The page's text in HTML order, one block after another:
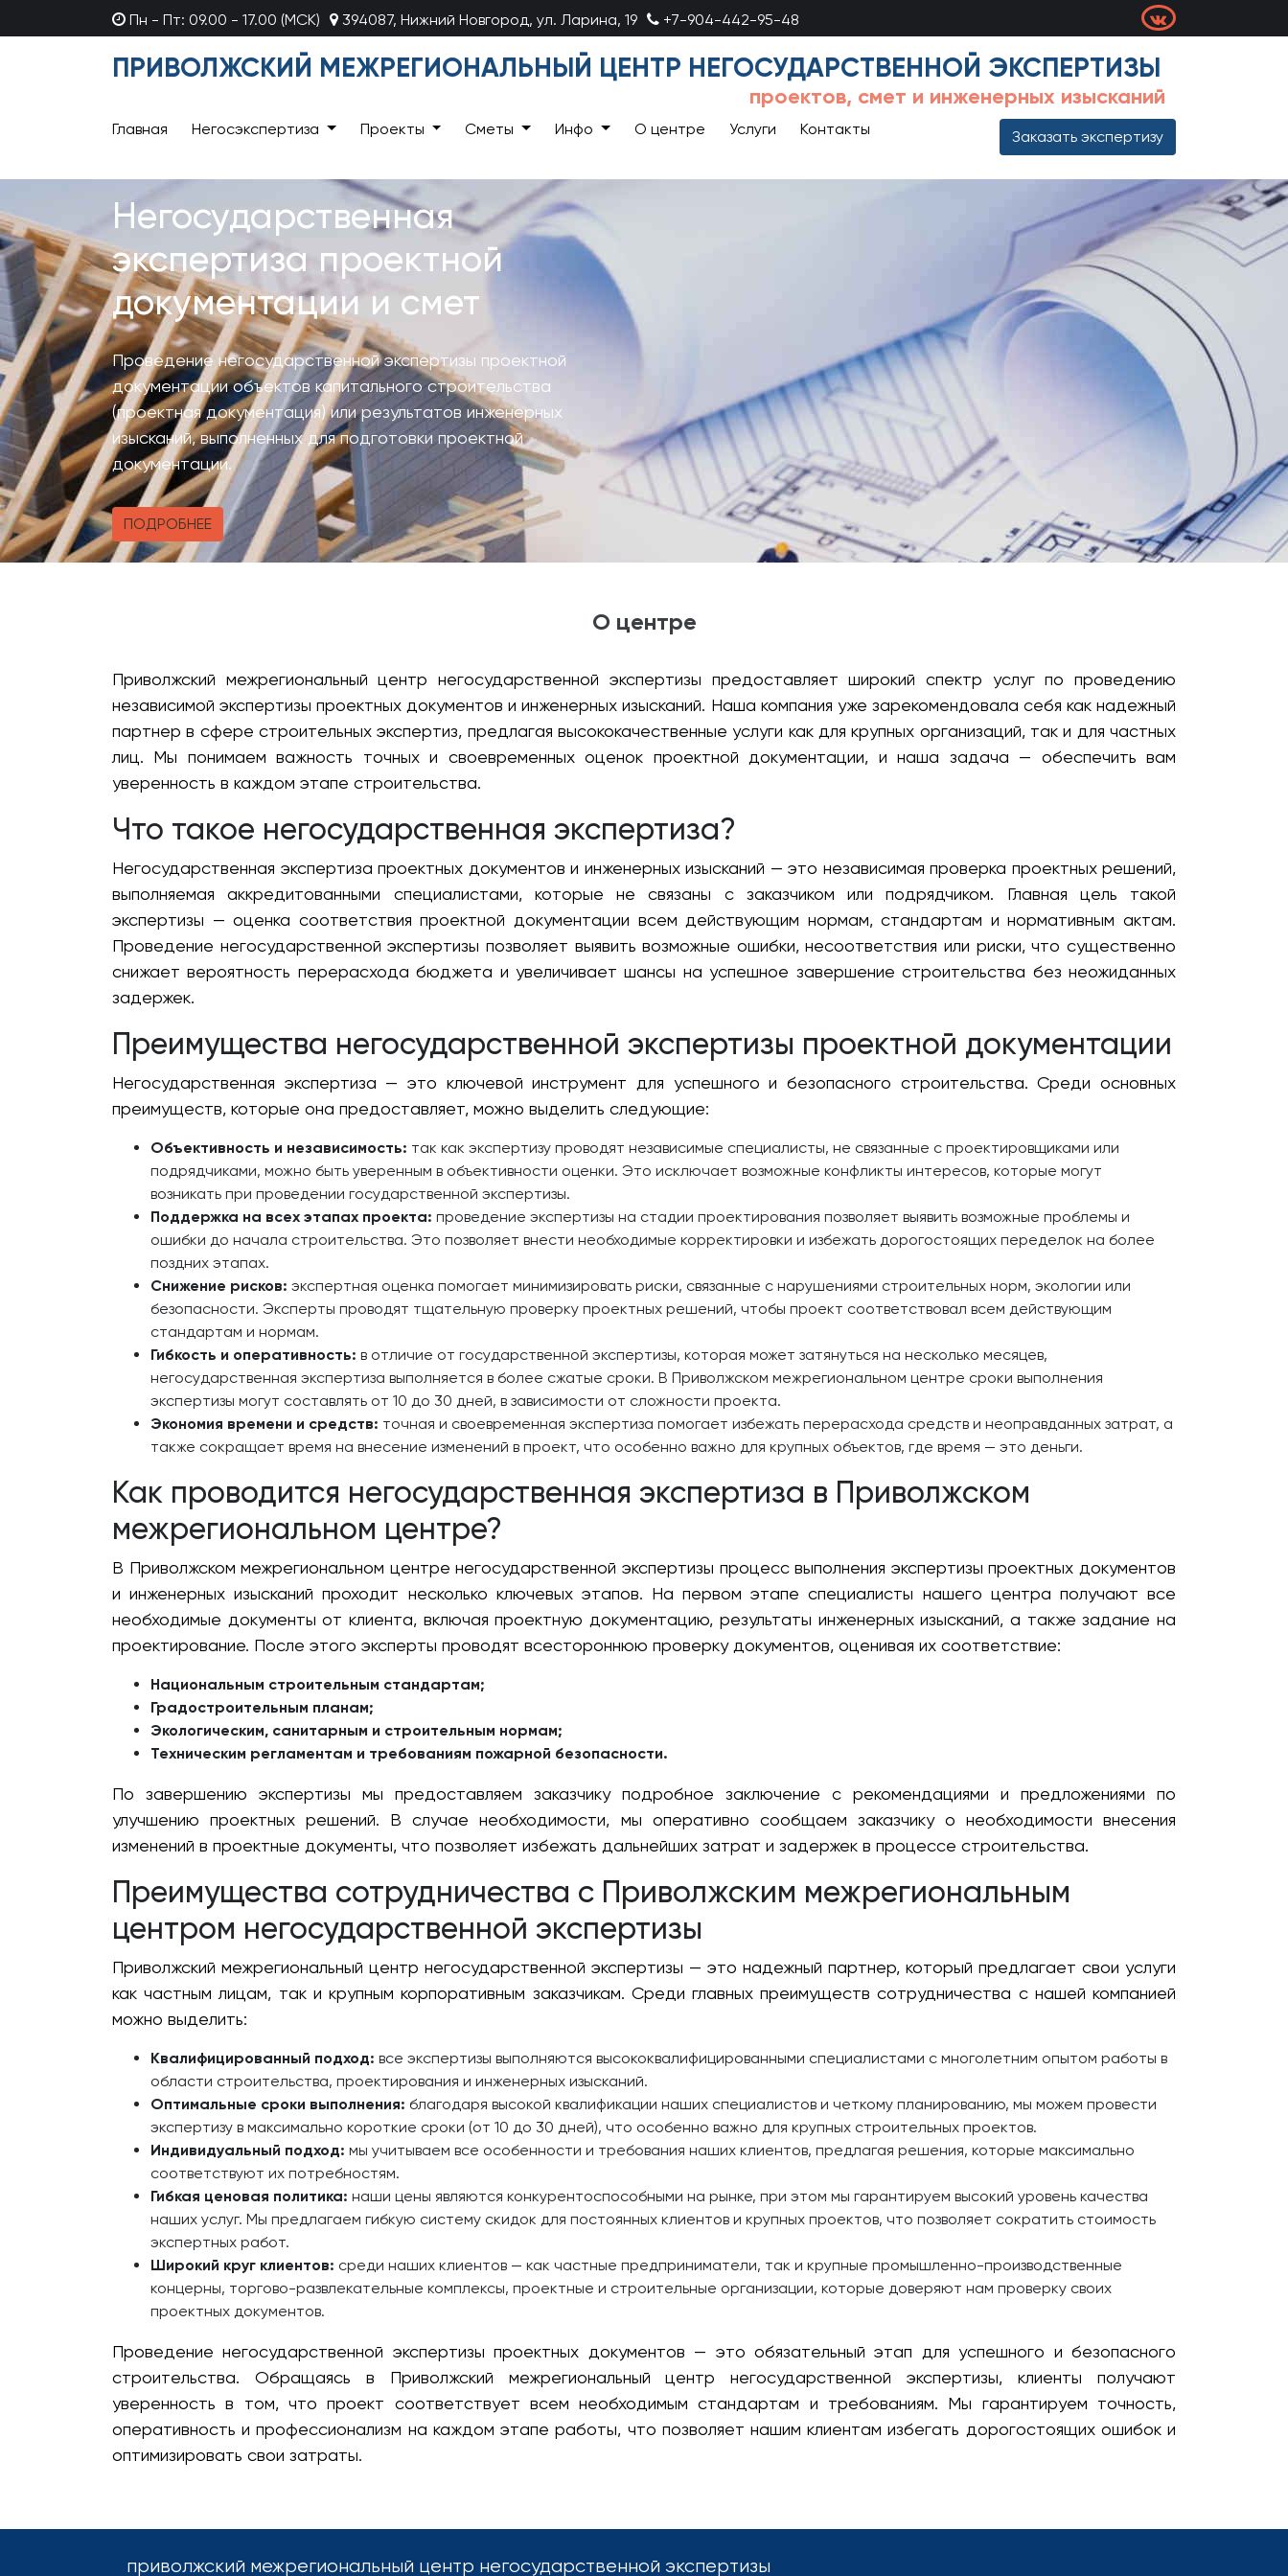
Пн - Пт: 09.00 - 17.00 (МСК) 394087, Нижний Новгород, ул. Ларина, 19 +7-904-442-95-48
ПРИВОЛЖСКИЙ МЕЖРЕГИОНАЛЬНЫЙ ЦЕНТР НЕГОСУДАРСТВЕННОЙ ЭКСПЕРТИЗЫ
проектов, смет и инженерных изысканий
Главная Негосэкспертиза Проекты Сметы Инфо О центре Услуги Контакты Заказать экспертизу
Негосударственная
экспертиза проектной
документации и смет
Проведение негосударственной экспертизы проектной
документации объектов капитального строительства
(проектная документация) или результатов инженерных
изысканий, выполненных для подготовки проектной
документации.
ПОДРОБНЕЕ
О центре
Приволжский межрегиональный центр негосударственной экспертизы предоставляет широкий спектр услуг по проведению
независимой экспертизы проектных документов и инженерных изысканий. Наша компания уже зарекомендовала себя как надежный
партнер в сфере строительных экспертиз, предлагая высококачественные услуги как для крупных организаций, так и для частных
лиц. Мы понимаем важность точных и своевременных оценок проектной документации, и наша задача — обеспечить вам
уверенность в каждом этапе строительства.
Что такое негосударственная экспертиза?
Негосударственная экспертиза проектных документов и инженерных изысканий — это независимая проверка проектных решений,
выполняемая аккредитованными специалистами, которые не связаны с заказчиком или подрядчиком. Главная цель такой
экспертизы — оценка соответствия проектной документации всем действующим нормам, стандартам и нормативным актам.
Проведение негосударственной экспертизы позволяет выявить возможные ошибки, несоответствия или риски, что существенно
снижает вероятность перерасхода бюджета и увеличивает шансы на успешное завершение строительства без неожиданных
задержек.
Преимущества негосударственной экспертизы проектной документации
Негосударственная экспертиза — это ключевой инструмент для успешного и безопасного строительства. Среди основных
преимуществ, которые она предоставляет, можно выделить следующие:
Объективность и независимость: так как экспертизу проводят независимые специалисты, не связанные с проектировщиками или
подрядчиками, можно быть уверенным в объективности оценки. Это исключает возможные конфликты интересов, которые могут
возникать при проведении государственной экспертизы.
Поддержка на всех этапах проекта: проведение экспертизы на стадии проектирования позволяет выявить возможные проблемы и
ошибки до начала строительства. Это позволяет внести необходимые корректировки и избежать дорогостоящих переделок на более
поздних этапах.
Снижение рисков: экспертная оценка помогает минимизировать риски, связанные с нарушениями строительных норм, экологии или
безопасности. Эксперты проводят тщательную проверку проектных решений, чтобы проект соответствовал всем действующим
стандартам и нормам.
Гибкость и оперативность: в отличие от государственной экспертизы, которая может затянуться на несколько месяцев,
негосударственная экспертиза выполняется в более сжатые сроки. В Приволжском межрегиональном центре сроки выполнения
экспертизы могут составлять от 10 до 30 дней, в зависимости от сложности проекта.
Экономия времени и средств: точная и своевременная экспертиза помогает избежать перерасхода средств и неоправданных затрат, а
также сокращает время на внесение изменений в проект, что особенно важно для крупных объектов, где время — это деньги.
Как проводится негосударственная экспертиза в Приволжском
межрегиональном центре?
В Приволжском межрегиональном центре негосударственной экспертизы процесс выполнения экспертизы проектных документов
и инженерных изысканий проходит несколько ключевых этапов. На первом этапе специалисты нашего центра получают все
необходимые документы от клиента, включая проектную документацию, результаты инженерных изысканий, а также задание на
проектирование. После этого эксперты проводят всестороннюю проверку документов, оценивая их соответствие:
Национальным строительным стандартам;
Градостроительным планам;
Экологическим, санитарным и строительным нормам;
Техническим регламентам и требованиям пожарной безопасности.
По завершению экспертизы мы предоставляем заказчику подробное заключение с рекомендациями и предложениями по
улучшению проектных решений. В случае необходимости, мы оперативно сообщаем заказчику о необходимости внесения
изменений в проектные документы, что позволяет избежать дальнейших затрат и задержек в процессе строительства.
Преимущества сотрудничества с Приволжским межрегиональным
центром негосударственной экспертизы
Приволжский межрегиональный центр негосударственной экспертизы — это надежный партнер, который предлагает свои услуги
как частным лицам, так и крупным корпоративным заказчикам. Среди главных преимуществ сотрудничества с нашей компанией
можно выделить:
Квалифицированный подход: все экспертизы выполняются высококвалифицированными специалистами с многолетним опытом работы в
области строительства, проектирования и инженерных изысканий.
Оптимальные сроки выполнения: благодаря высокой квалификации наших специалистов и четкому планированию, мы можем провести
экспертизу в максимально короткие сроки (от 10 до 30 дней), что особенно важно для крупных строительных проектов.
Индивидуальный подход: мы учитываем все особенности и требования наших клиентов, предлагая решения, которые максимально
соответствуют их потребностям.
Гибкая ценовая политика: наши цены являются конкурентоспособными на рынке, при этом мы гарантируем высокий уровень качества
наших услуг. Мы предлагаем гибкую систему скидок для постоянных клиентов и крупных проектов, что позволяет сократить стоимость
экспертных работ.
Широкий круг клиентов: среди наших клиентов — как частные предприниматели, так и крупные промышленно-производственные
концерны, торгово-развлекательные комплексы, проектные и строительные организации, которые доверяют нам проверку своих
проектных документов.
Проведение негосударственной экспертизы проектных документов — это обязательный этап для успешного и безопасного
строительства. Обращаясь в Приволжский межрегиональный центр негосударственной экспертизы, клиенты получают
уверенность в том, что проект соответствует всем необходимым стандартам и требованиям. Мы гарантируем точность,
оперативность и профессионализм на каждом этапе работы, что позволяет нашим клиентам избегать дорогостоящих ошибок и
оптимизировать свои затраты.
приволжский межрегиональный центр негосударственной экспертизы